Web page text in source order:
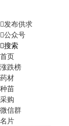
发布供求
公众号
搜索
首页
涨跌榜
药材
种苗
采购
微信群
名片